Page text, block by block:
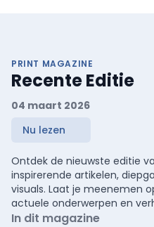
PRINT MAGAZINE
Recente Editie
04 maart 2026
Nu lezen
Ontdek de nieuwste editie
inspirerende artikelen,
visuals. Laat je meenemen
actuele onderwerpen en
In dit magazine